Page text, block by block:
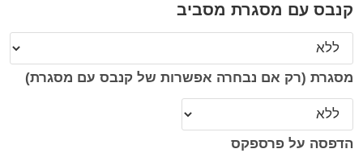
קנבס עם מסגרת מסביב
מסגרת (רק אם נבחרה אפשרות של קנבס עם מסגרת)
הדפסה על פרספקס